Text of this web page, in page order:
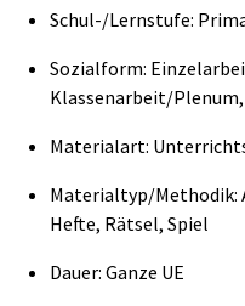
Schul-/Lernstufe:
Sozialform:
Klassenarbeit/
Materialart:
Materialtyp/
Hefte, Rätsel, Spiel
Dauer: Ganze UE